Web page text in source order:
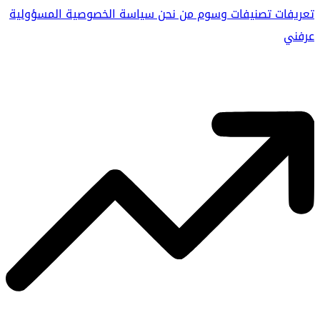
تعريفاتتصنيفاتوسوممن نحنسياسة الخصوصيةالمسؤولية
عرفني